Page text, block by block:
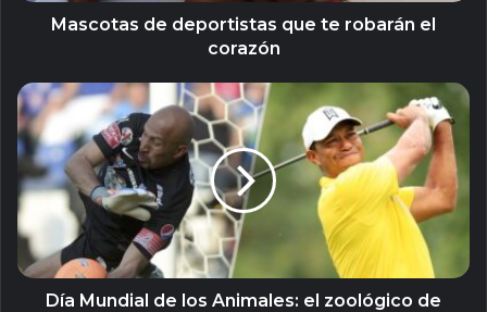
Mascotas de deportistas que te robarán el
corazón
Día
Mundial
de
los
Animales:
el
zoológico
de
apodos
Día Mundial de los Animales: el zoológico de